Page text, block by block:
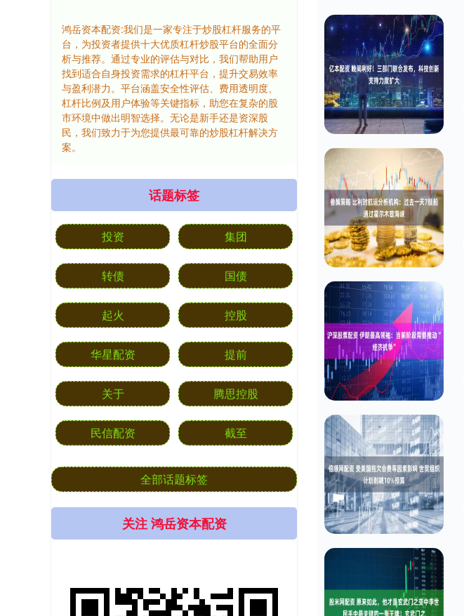
鸿岳资本配资:我们是一家专注于炒股杠杆服务的平
台，为投资者提供十大优质杠杆炒股平台的全面分
析与推荐。通过专业的评估与对比，我们帮助用户
找到适合自身投资需求的杠杆平台，提升交易效率
与盈利潜力。平台涵盖安全性评估、费用透明度、
杠杆比例及用户体验等关键指标，助您在复杂的股
市环境中做出明智选择。无论是新手还是资深股
民，我们致力于为您提供最可靠的炒股杠杆解决方
案。
话题标签
投资 集团
转债 国债
起火 控股
华星配资 提前
关于 腾思控股
民信配资 截至
全部话题标签
关注 鸿岳资本配资